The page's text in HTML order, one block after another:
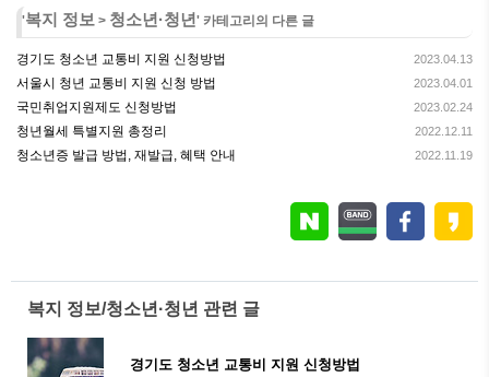
'복지 정보 > 청소년·청년 ' 카테고리의 다른 글
경기도 청소년 교통비 지원 신청방법 2023.04.13
서울시 청년 교통비 지원 신청 방법 2023.04.01
국민취업지원제도 신청방법 2023.02.24
청년월세 특별지원 총정리 2022.12.11
청소년증 발급 방법, 재발급, 혜택 안내 2022.11.19
복지 정보/청소년·청년 관련 글
경기도 청소년 교통비 지원 신청방법